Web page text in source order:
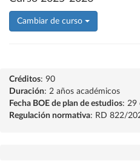
Cambiar de curso
Créditos: 90
Duración: 2 años académicos
Fecha BOE de plan de estudios: 29
Regulación normativa: RD 822/